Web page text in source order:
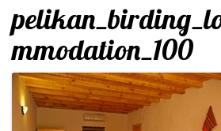
mmodation_100